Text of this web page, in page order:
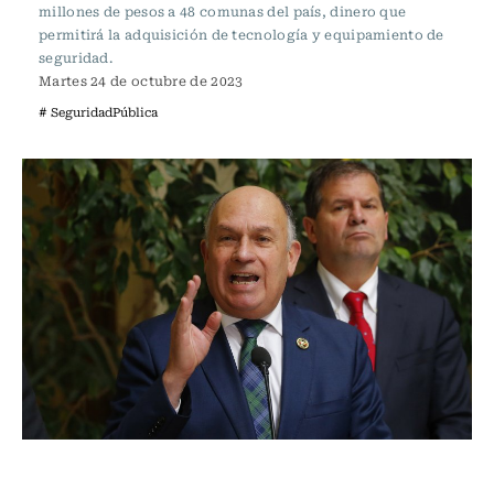
millones de pesos a 48 comunas del país, dinero que
permitirá la adquisición de tecnología y equipamiento de
seguridad.
Martes 24 de octubre de 2023
# SeguridadPública